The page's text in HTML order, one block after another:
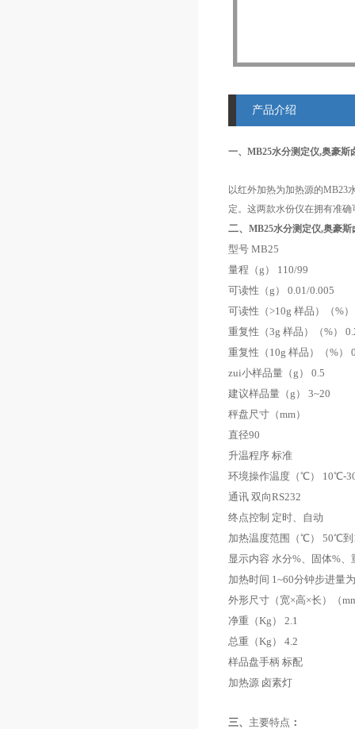
产品介绍
一、MB25水分测定仪,奥豪斯
以红外加热为加热源的MB23
定。这两款水份仪在拥有准
二、 MB25水分测定仪,奥豪
型号 MB25
量程 （g） 110/99
可读性 （g） 0.01/0.005
可读性 （>10g 样品 ）（%
重复性 （3g 样品 ）（%）
重复性 （10g 样品 ）（%）
zui小样品量 （g） 0.5
建议样品量 （g） 3~20
秤盘尺寸 （mm）
直径90
升温程序 标准
环境操作温度 （℃） 10℃-
通讯 双向RS232
终点控制 定时、自动
加热温度范围
（℃） 50℃到
显示内容 水分%、固体%、
加热时间 1~60分钟步进量为
外形尺寸 （ 宽×高×长 ）（
净重（Kg ） 2.1
总重（Kg ） 4.2
样品盘手柄 标配
加热源 卤素灯
三、 主要特点 ：